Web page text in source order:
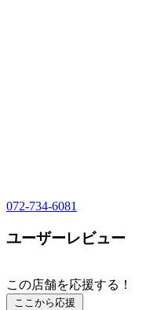
072-734-6081
ユーザーレビュー
この店舗を応援する！
ここから応援